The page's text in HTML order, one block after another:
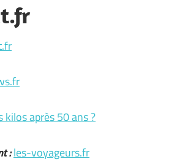
après 50 ans ?
:les-voyageurs.fr